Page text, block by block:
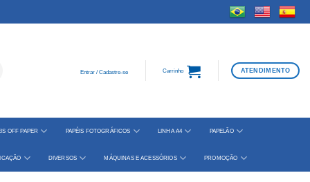
Entrar / Cadastre-se Carrinho ATENDIMENTO
OFF PAPER PAPÉIS FOTOGRÁFICOS LINHA A4 PAPELÃO
DIVERSOS MÁQUINAS E ACESSÓRIOS PROMOÇÃO